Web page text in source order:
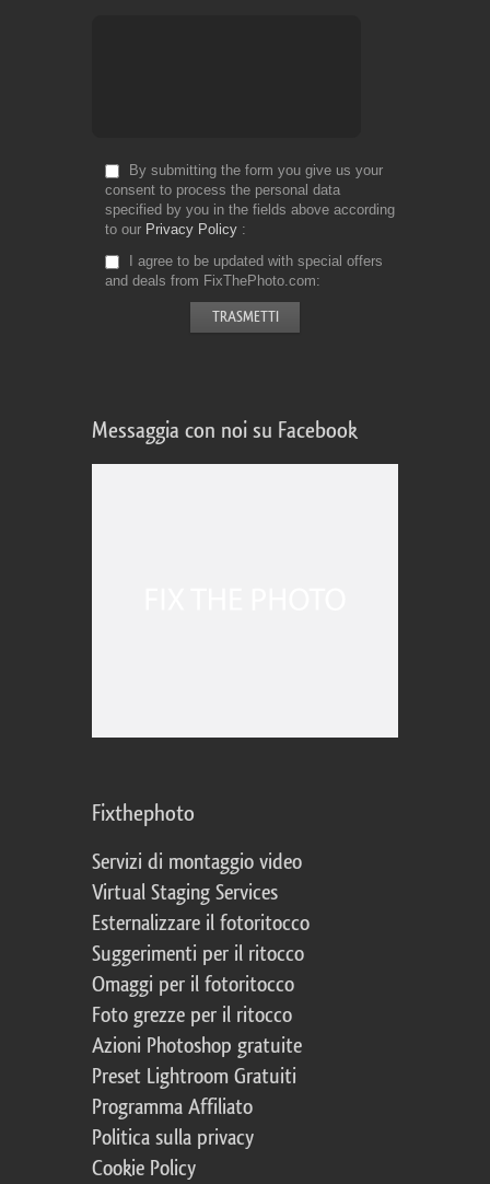
By submitting the form you give us your
consent to process the personal data
specified by you in the fields above according
to our Privacy Policy
I agree to be updated with special offers
and deals from FixThePhoto.com
Messaggia con noi su Facebook
Fixthephoto
Servizi di montaggio video
Virtual Staging Services
Esternalizzare il fotoritocco
Suggerimenti per il ritocco
Omaggi per il fotoritocco
Foto grezze per il ritocco
Azioni Photoshop gratuite
Preset Lightroom Gratuiti
Programma Affiliato
Politica sulla privacy
Cookie Policy